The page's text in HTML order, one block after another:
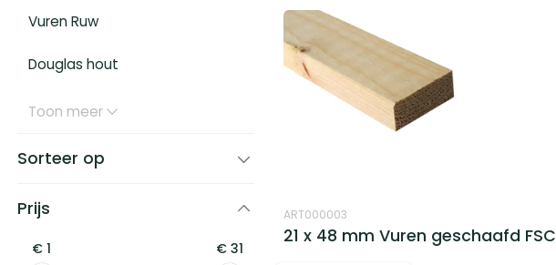
ART000003
21 x 48 mm Vuren geschaafd FSC
Vuren Ruw
Douglas hout
Toon meer
Sorteer op
Prijs
€ 1 € 31